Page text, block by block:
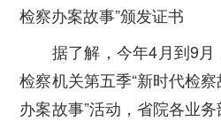
检察办案故事”颁发证书
据了解，今年4月到9
检察机关第五季“新时代检
办案故事”活动，省院各业